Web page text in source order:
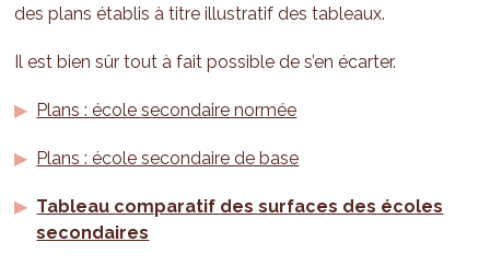
des plans établis à titre illustratif des tableaux.
Il est bien sûr tout à fait possible de s’en écarter.
Plans : école secondaire normée
Plans : école secondaire de base
Tableau comparatif des surfaces des écoles
secondaires